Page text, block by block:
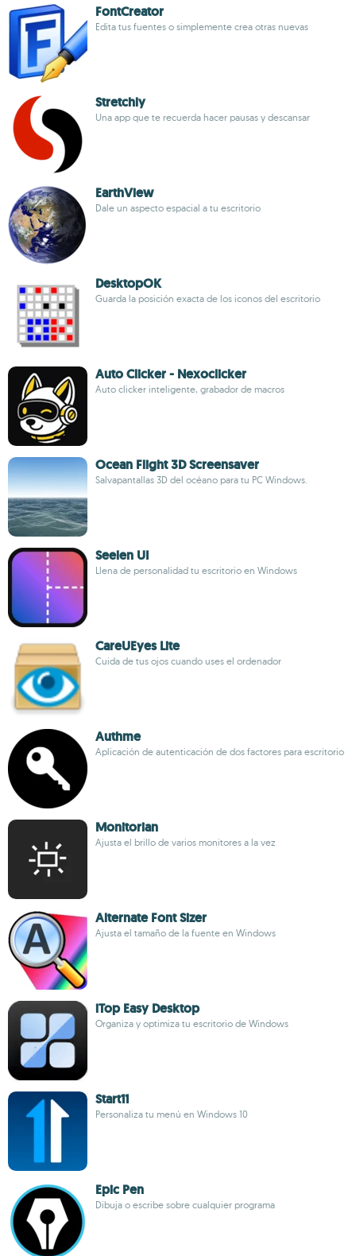
FontCreator
Edita tus fuentes o simplemente crea otras nuevas
Stretchly
Una app que te recuerda hacer pausas y descansar
EarthView
Dale un aspecto espacial a tu escritorio
DesktopOK
Guarda la posición exacta de los iconos del escritorio
Auto Clicker - Nexoclicker
Auto clicker inteligente, grabador de macros
Ocean Flight 3D Screensaver
Salvapantallas 3D del océano para tu PC Windows.
Seelen UI
Llena de personalidad tu escritorio en Windows
CareUEyes Lite
Cuida de tus ojos cuando uses el ordenador
Authme
Aplicación de autenticación de dos factores para escritorio
Monitorian
Ajusta el brillo de varios monitores a la vez
Alternate Font Sizer
Ajusta el tamaño de la fuente en Windows
iTop Easy Desktop
Organiza y optimiza tu escritorio de Windows
Start11
Personaliza tu menú en Windows 10
Epic Pen
Dibuja o escribe sobre cualquier programa